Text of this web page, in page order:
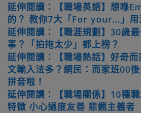
延伸閱讀：【職場英語】想喺
的？ 教你7大「For your…」用
延伸閱讀：【職涯規劃】30歲
事？「拍拖太少」都上榜？
延伸閱讀：【職場熱話】好奇
文輸入法多？網民：而家班00
拼音啦！
延伸閱讀：【職場關係】10種
特徵 小心過度友善 悲觀主義者